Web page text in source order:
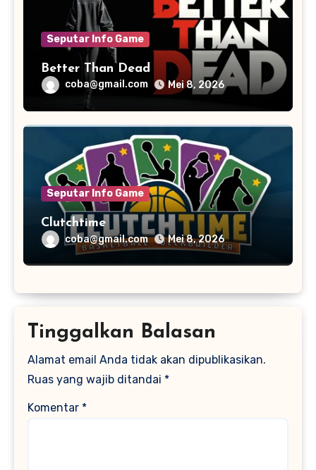
Seputar Info Game
Better Than Dead
coba@gmail.com Mei 8, 2026
Seputar Info Game
Clutchtime
coba@gmail.com Mei 8, 2026
Tinggalkan Balasan
Alamat email Anda tidak akan dipublikasikan.
Ruas yang wajib ditandai *
Komentar *